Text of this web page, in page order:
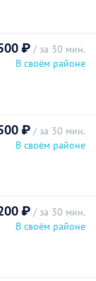
₽ / за 30 мин.
В своём районе
₽ / за 30 мин.
В своём районе
₽ / за 30 мин.
В своём районе